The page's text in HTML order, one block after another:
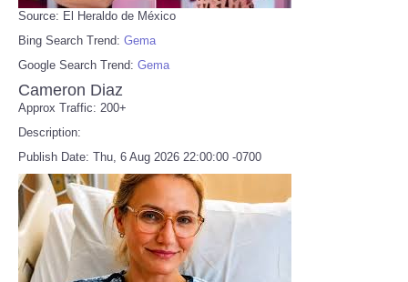
Source: El Heraldo de México
Bing Search Trend: Gema
Google Search Trend: Gema
Cameron Diaz
Approx Traffic: 200+
Description:
Publish Date: Thu, 6 Aug 2026 22:00:00 -0700